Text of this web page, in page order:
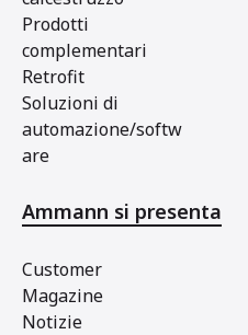
Prodotti
complementari
Retrofit
Soluzioni di
automazione/softw
are
Ammann si presenta
Customer
Magazine
Notizie